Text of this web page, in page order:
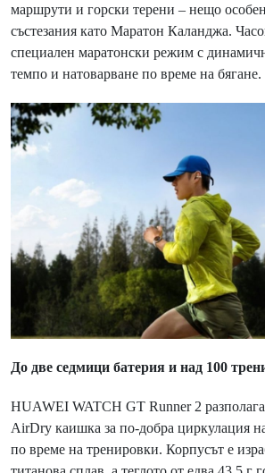
маршрути и горски терени – нещо
състезания като Маратон Каланджа.
специален маратонски режим с
темпо и натоварване по време на бягане.
До две седмици батерия и над 100
HUAWEI WATCH GT Runner 2
AirDry каишка за по-добра циркулация
по време на тренировки. Корпусът е